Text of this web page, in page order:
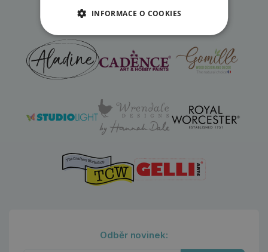
Značky, které zastupujeme
Odběr novinek:
INFORMACE O COOKIES